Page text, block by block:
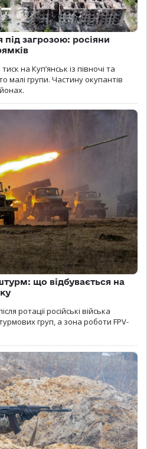
під загрозою: росіяни
на Куп’янськ із півночі та
малі групи. Частину окупантів
що відбувається на
ротації російські війська
груп, а зона роботи FPV-